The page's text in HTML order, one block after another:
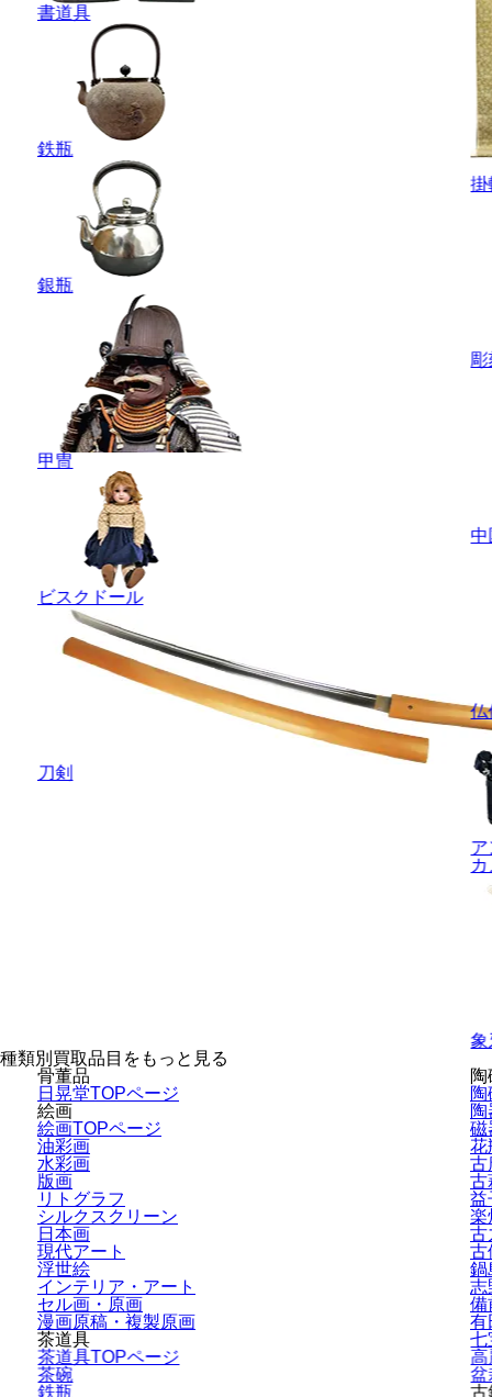
書道具
鉄瓶
銀瓶
甲冑
ビスクドール
刀剣
掛
彫
中
仏
ア
象
種類別買取品目をもっと見る
骨董品
日晃堂TOPページ
絵画
絵画TOPページ
油彩画
水彩画
版画
リトグラフ
シルクスクリーン
日本画
現代アート
浮世絵
インテリア・ アート
セル画・原画
漫画原稿・複製原画
茶道具
茶道具TOPページ
茶碗
鉄瓶
磁
花
古
古
益
楽
古
古
鍋
志
備
有
七
高
盆
古